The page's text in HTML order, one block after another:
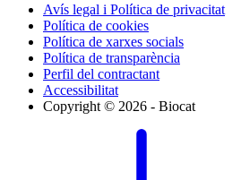
Avís legal i Política de privacitat
Política de cookies
Política de xarxes socials
Política de transparència
Perfil del contractant
Accessibilitat
Copyright © 2026 - Biocat